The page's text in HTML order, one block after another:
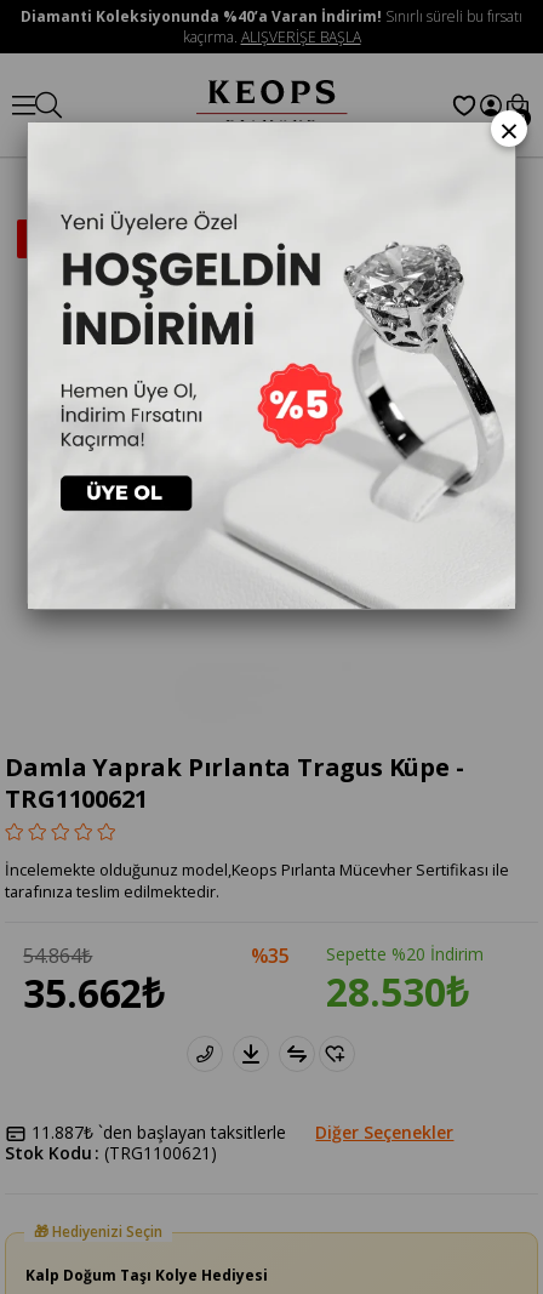
Diamanti Koleksiyonunda %40’a Varan İndirim! Sınırlı süreli bu fırsatı
kaçırma. ALIŞVERİŞE BAŞLA
0
İNDIRIMLI
Damla Yaprak Pırlanta Tragus Küpe -
TRG1100621
İncelemekte olduğunuz model,Keops Pırlanta Mücevher Sertifikası ile
tarafınıza teslim edilmektedir.
54.864₺
35.662₺
35 Sepette %20 İndirim
28.530₺
11.887₺ `den başlayan taksitlerle
Diğer Seçenekler
(TRG1100621)
Stok Kodu
Kalp Doğum Taşı Kolye Hediyesi
×